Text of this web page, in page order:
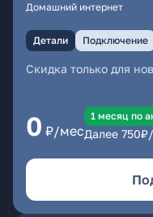
Домашний интернет
Детали Подключение
Скидка только для
0 ₽/мес
1 месяц по
Далее 750